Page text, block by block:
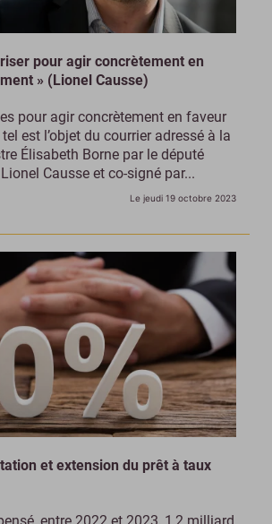
pour agir concrètement en
» (Lionel Causse)
pour agir concrètement en faveur
est l’objet du courrier adressé à la
Élisabeth Borne par le député
Causse et co-signé par...
Le jeudi 19 octobre 2023
et extension du prêt à taux